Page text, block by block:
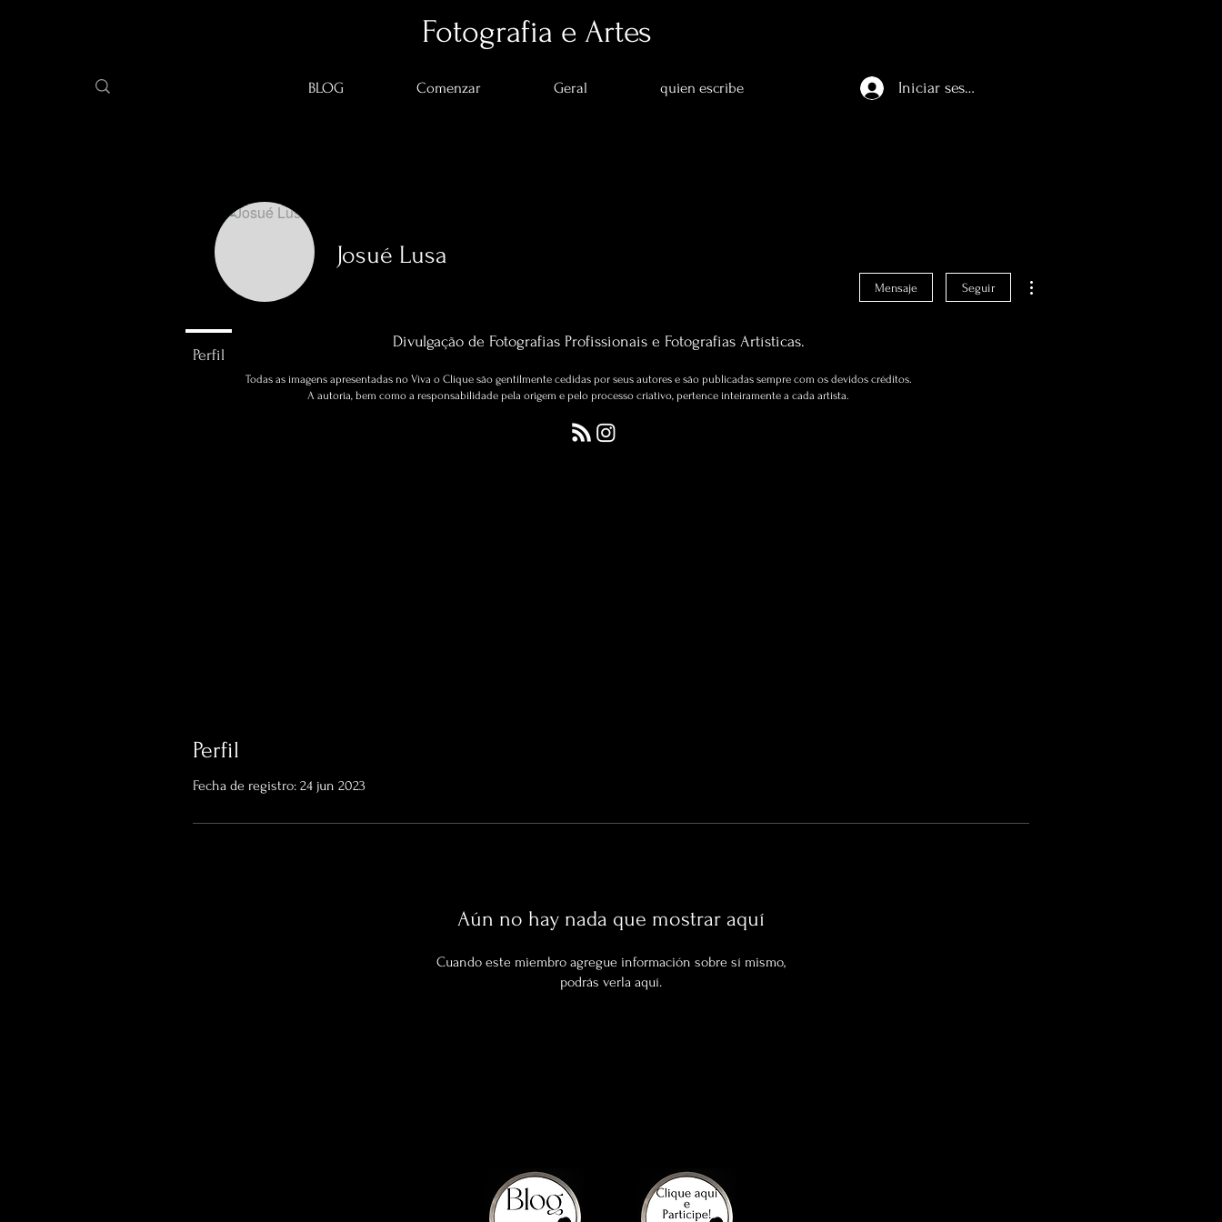
Fotografia e Artes
BLOG Comenzar Geral quien escribe Iniciar sesión
Divulgação de Fotografias Profissionais e Fotografias Artísticas.
Todas as imagens apresentadas no Viva o Clique são gentilmente cedidas por seus autores e são publicadas sempre com os devidos créditos.
A autoria, bem como a responsabilidade pela origem e pelo processo criativo, pertence inteiramente a cada artista.
Perfil
Fecha de registro: 24 jun 2023
Aún no hay nada que mostrar aquí
Cuando este miembro agregue información sobre sí mismo,
podrás verla aquí.
Josué Lusa
Mensaje Seguir
Perfil